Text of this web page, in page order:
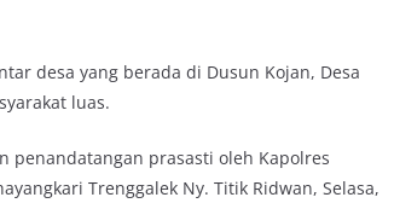
desa yang berada di Dusun Kojan, Desa
luas.
penandatangan prasasti oleh Kapolres
Trenggalek Ny. Titik Ridwan, Selasa,